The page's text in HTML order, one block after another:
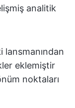
analitik
eklemiştir
noktaları